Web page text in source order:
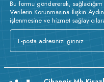
Bu formu göndererek,
Verilerin Korunmasına İlişkin
işlenmesine ve hizmet